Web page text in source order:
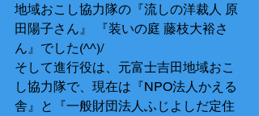
地域おこし協力隊の『流しの洋裁人 原
田陽子さん』 『装いの庭 藤枝大裕さ
ん』でした(^^)/
そして進行役は、元富士吉田地域おこ
し協力隊で、現在は『NPO法人かえる
舎』と『一般財団法人ふじよしだ定住